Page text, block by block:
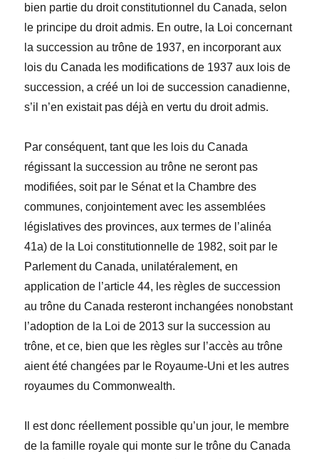
bien partie du droit constitutionnel du Canada, selon
le principe du droit admis. En outre, la Loi concernant
la succession au trône de 1937, en incorporant aux
lois du Canada les modifications de 1937 aux lois de
succession, a créé un loi de succession canadienne,
s’il n’en existait pas déjà en vertu du droit admis.
Par conséquent, tant que les lois du Canada
régissant la succession au trône ne seront pas
modifiées, soit par le Sénat et la Chambre des
communes, conjointement avec les assemblées
législatives des provinces, aux termes de l’alinéa
41a) de la Loi constitutionnelle de 1982, soit par le
Parlement du Canada, unilatéralement, en
application de l’article 44, les règles de succession
au trône du Canada resteront inchangées nonobstant
l’adoption de la Loi de 2013 sur la succession au
trône, et ce, bien que les règles sur l’accès au trône
aient été changées par le Royaume-Uni et les autres
royaumes du Commonwealth.
Il est donc réellement possible qu’un jour, le membre
de la famille royale qui monte sur le trône du Canada